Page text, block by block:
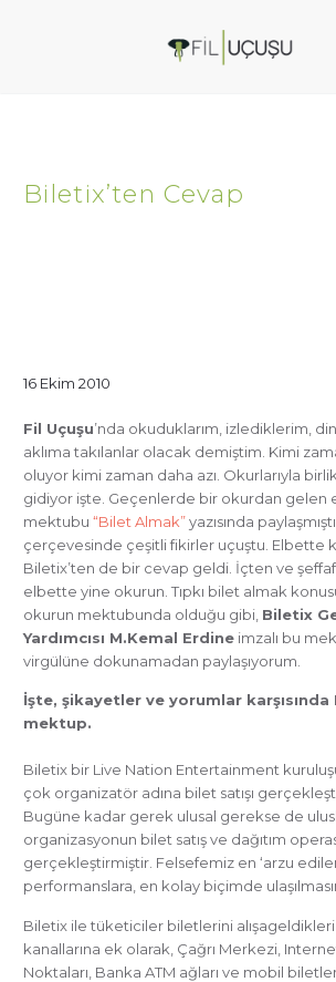
Biletix’ten Cevap
16 Ekim 2010
Fil Uçuşu’nda okuduklarım, izlediklerim,
aklıma takılanlar olacak demiştim. Kimi
oluyor kimi zaman daha azı. Okurlarıyla
gidiyor işte. Geçenlerde bir okurdan gelen
mektubu “Bilet Almak”yazısında
çerçevesinde çeşitli fikirler uçuştu. Elbette
Biletix’ten de bir cevap geldi. İçten ve
elbette yine okurun. Tıpkı bilet almak
okurun mektubunda olduğu gibi, Biletix
Yardımcısı M.Kemal Erdine imzalı bu
virgülüne dokunamadan paylaşıyorum.
İşte, şikayetler ve yorumlar
mektup.
Biletix bir Live Nation Entertainment
çok organizatör adına bilet satışı
Bugüne kadar gerek ulusal gerekse de
organizasyonun bilet satış ve dağıtım
gerçekleştirmiştir. Felsefemiz en ‘arzu
performanslara, en kolay biçimde
Biletix ile tüketiciler biletlerini alışageldikleri
kanallarına ek olarak, Çağrı Merkezi,
Noktaları, Banka ATM ağları ve mobil